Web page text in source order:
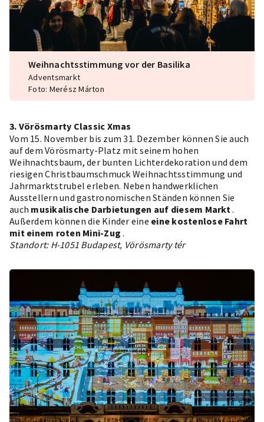
Weihnachtsstimmung vor der Basilika
Adventsmarkt
Foto: Merész Márton
3. Vörösmarty Classic Xmas
Vom 15. November bis zum 31. Dezember können Sie auch
auf dem Vörösmarty-Platz mit seinem hohen
Weihnachtsbaum, der bunten Lichterdekoration und dem
riesigen Christbaumschmuck Weihnachtsstimmung und
Jahrmarktstrubel erleben. Neben handwerklichen
Ausstellern und gastronomischen Ständen können Sie
auch musikalische Darbietungen auf diesem Markt .
Außerdem können die Kinder eine eine kostenlose Fahrt
mit einem roten Mini-Zug .
Standort: H-1051 Budapest, Vörösmarty tér